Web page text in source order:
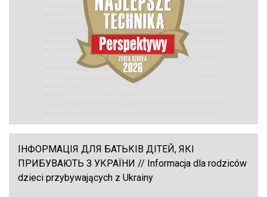
ІНФОРМАЦІЯ ДЛЯ БАТЬКІВ ДІТЕЙ, ЯКІ
ПРИБУВАЮТЬ З УКРАЇНИ // Informacja dla rodziców
dzieci przybywających z Ukrainy